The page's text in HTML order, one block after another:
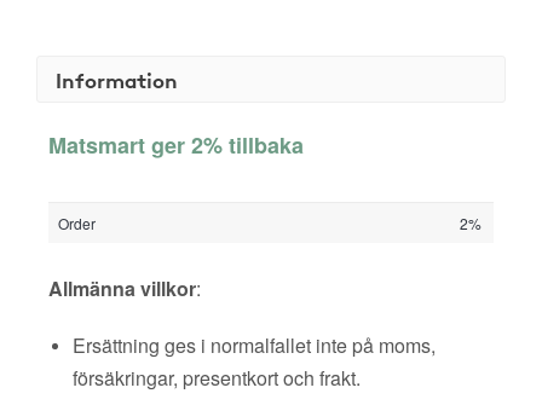
Information
Matsmart ger 2% tillbaka
Order 2%
Allmänna villkor:
Ersättning ges i normalfallet inte på moms,
försäkringar, presentkort och frakt.